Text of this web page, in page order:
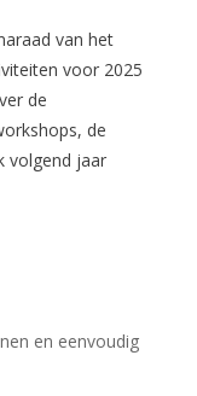
van het
voor 2025
de
de
volgend jaar
en eenvoudig